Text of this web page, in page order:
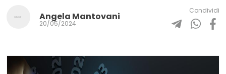
Angela Mantovani
20/05/2024
Condividi